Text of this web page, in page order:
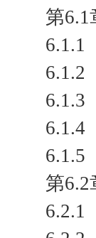
第
6.1.2
6.1.5
第